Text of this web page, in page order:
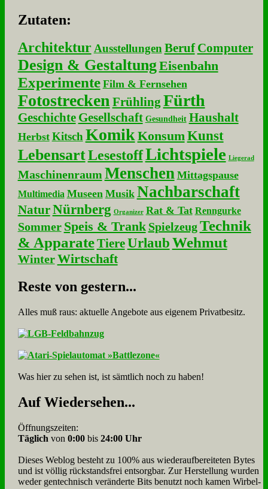
Zu­ta­ten:
Architektur Ausstellungen Beruf Computer
Design & GestaltungEisenbahn
Experimente Film & Fernsehen
Fotostrecken Frühling Fürth
Geschichte Gesellschaft Gesundheit Haushalt
Herbst Kitsch KomikKonsumKunst
LebensartLesestoffLichtspiele Liegerad
Maschinenraum Menschen Mittagspause
Multimedia Museen Musik Nachbarschaft
NaturNürnberg Organizer Rat & Tat Renngurke
Sommer Speis & Trank Spielzeug Technik
& Apparate Tiere UrlaubWehmut
Winter Wirtschaft
Re­ste von ge­stern...
Alles muß raus: aktuelle An­ge­bo­te aus eigenem Privatbesitz.
Was hier zu sehen ist, ist sämt­lich noch zu haben!
Auf Wie­der­se­hen...
Öffnungszeiten:
Täglich von 0:00bis 24:00 Uhr
Dieses Weblog besteht zu 100% aus wie­der­auf­bereite­ten Bytes
und ist völlig rück­stands­frei ent­sorg­bar. Zur Herstellung wurden
weder gen­tech­nisch veränderte Bits benutzt noch kamen Wir­bel­